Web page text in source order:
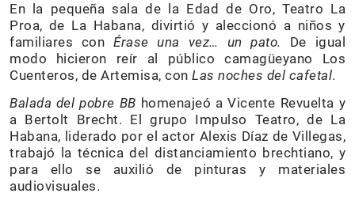
En la pequeña sala de la Edad de Oro, Teatro La
Proa, de La Habana, divirtió y aleccionó a niños y
familiares conÉrase una vez… un pato. De igual
modo hicieron reír al público camagüeyano Los
Cuenteros, de Artemisa, con Las noches del cafetal.
Balada del pobre BB homenajeó a Vicente Revuelta y
a Bertolt Brecht. El grupo Impulso Teatro, de La
Habana, liderado por el actor Alexis Díaz de Villegas,
trabajó la técnica del distanciamiento brechtiano, y
para ello se auxilió de pinturas y materiales
audiovisuales.